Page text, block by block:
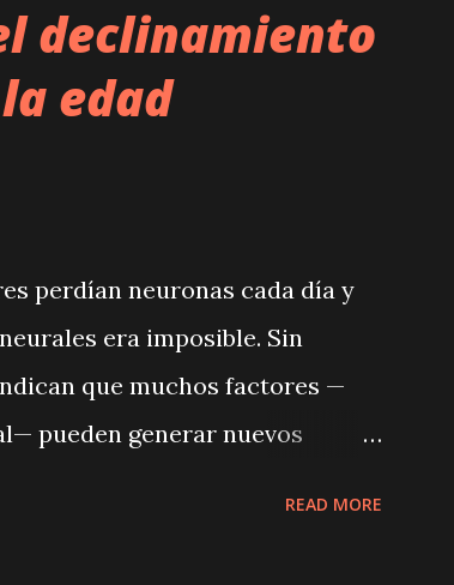
declinamiento
edad
perdían neuronas cada día y
era imposible. Sin
que muchos factores —
pueden generar nuevos
READ MORE